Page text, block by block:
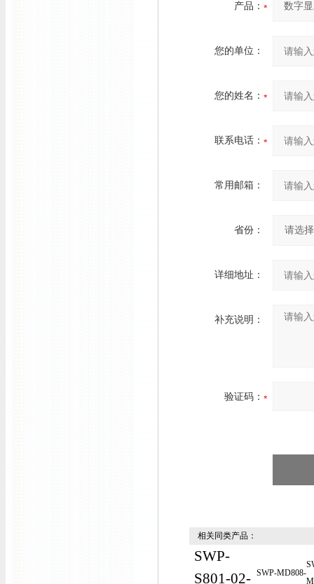
产品：
您的单位：
您的姓名：
联系电话：
常用邮箱：
省份：
详细地址：
补充说明：
验证码：
相关同类产品：
SWP-
S801-02-
SWP-MD808-